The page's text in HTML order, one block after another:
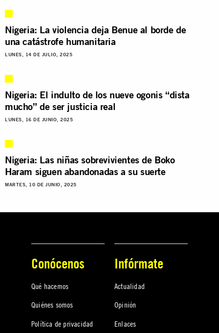
Nigeria: La violencia deja Benue al borde de
una catástrofe humanitaria
LUNES, 14 DE JULIO, 2025
Nigeria: El indulto de los nueve ogonis “dista
mucho” de ser justicia real
LUNES, 16 DE JUNIO, 2025
Nigeria: Las niñas sobrevivientes de Boko
Haram siguen abandonadas a su suerte
MARTES, 10 DE JUNIO, 2025
Conócenos
Qué hacemos
Quiénes somos
Política de privacidad
Infórmate
Actualidad
Opinión
Enlaces